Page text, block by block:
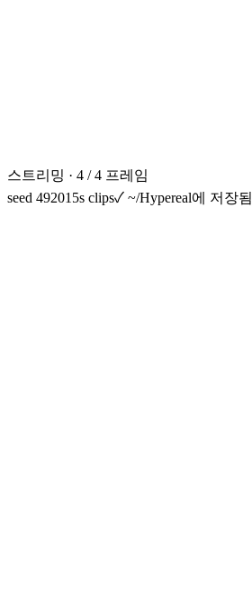
스트리밍 · 4 / 4 프레임
seed 49201 5s clips✓ ~/Hypereal에 저장됨